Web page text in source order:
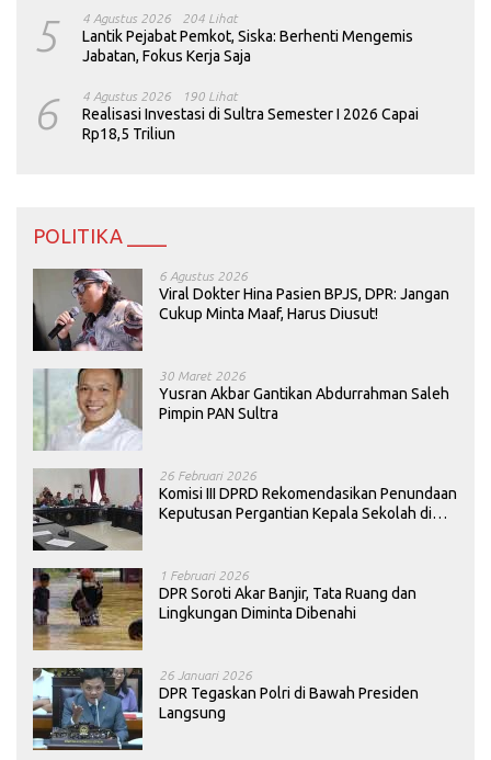
5 4 Agustus 2026 204 Lihat
Lantik Pejabat Pemkot, Siska: Berhenti Mengemis
Jabatan, Fokus Kerja Saja
6 4 Agustus 2026 190 Lihat
Realisasi Investasi di Sultra Semester I 2026 Capai
Rp18,5 Triliun
POLITIKA ____
6 Agustus 2026
Viral Dokter Hina Pasien BPJS, DPR: Jangan
Cukup Minta Maaf, Harus Diusut!
30 Maret 2026
Yusran Akbar Gantikan Abdurrahman Saleh
Pimpin PAN Sultra
26 Februari 2026
Komisi III DPRD Rekomendasikan Penundaan
Keputusan Pergantian Kepala Sekolah di
1 Februari 2026
DPR Soroti Akar Banjir, Tata Ruang dan
Lingkungan Diminta Dibenahi
26 Januari 2026
DPR Tegaskan Polri di Bawah Presiden
Langsung